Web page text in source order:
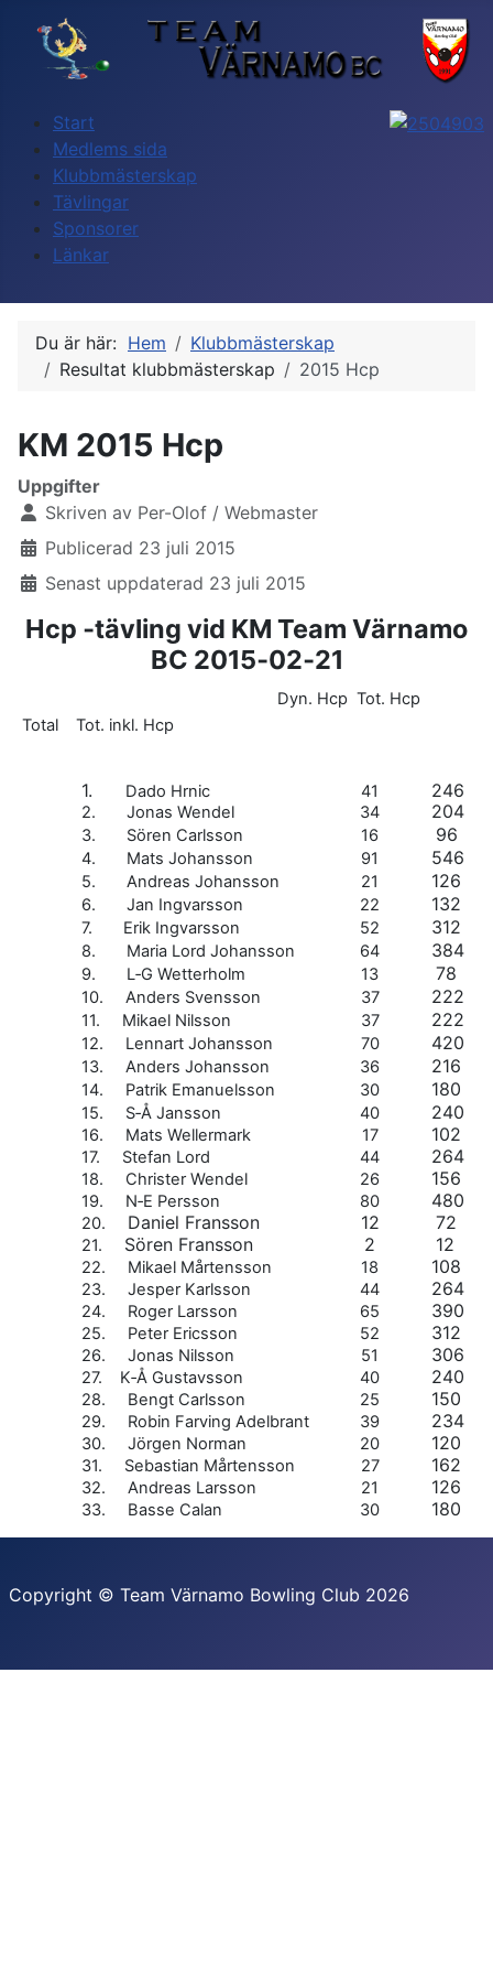
Start
Medlems sida
Klubbmästerskap
Tävlingar
Sponsorer
Länkar
Du är här: Hem
Klubbmästerskap
Resultat klubbmästerskap
2015 Hcp
KM 2015 Hcp
Uppgifter
Skriven av Per-Olof / Webmaster
Publicerad 23 juli 2015
Senast uppdaterad 23 juli 2015
Hcp ‐tävling vid KM Team Värnamo
BC 2015‐02‐21
Dyn. Hcp Tot. Hcp
Total Tot. inkl. Hcp
1. Dado Hrnic 41 246
2. Jonas Wendel 34 204
3. Sören Carlsson 16 96
4. Mats Johansson 91 546
5. Andreas Johansson 21 126
6. Jan Ingvarsson 22 132
7. Erik Ingvarsson 52 312
8. Maria Lord Johansson 64 384
9. L‐G Wetterholm 13 78
10. Anders Svensson 37 222
11. Mikael Nilsson 37 222
12. Lennart Johansson 70 420
13. Anders Johansson 36 216
14. Patrik Emanuelsson 30 180
15. S‐Å Jansson 40 240
16. Mats Wellermark 17 102
17. Stefan Lord 44 264
18. Christer Wendel 26 156
19. N‐E Persson 80 480
20. Daniel Fransson 12 72
21. Sören Fransson 2 12
22. Mikael Mårtensson 18 108
23. Jesper Karlsson 44 264
24. Roger Larsson 65 390
25. Peter Ericsson 52 312
26. Jonas Nilsson 51 306
27. K‐Å Gustavsson 40 240
28. Bengt Carlsson 25 150
29. Robin Farving Adelbrant 39 234
30. Jörgen Norman 20 120
31. Sebastian Mårtensson 27 162
32. Andreas Larsson 21 126
33. Basse Calan 30 180
Copyright © Team Värnamo Bowling Club 2026